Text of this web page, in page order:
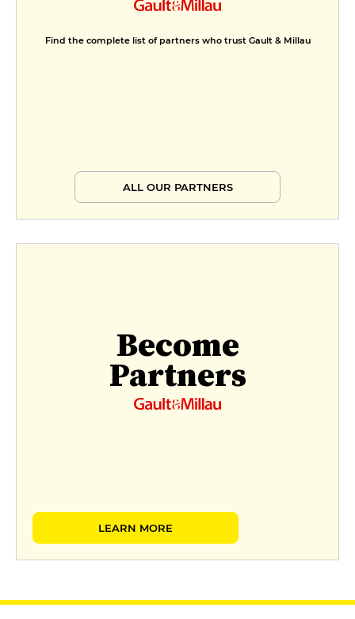
Find the complete list of partners who trust Gault & Millau
ALL OUR PARTNERS
Become
Partners
LEARN MORE